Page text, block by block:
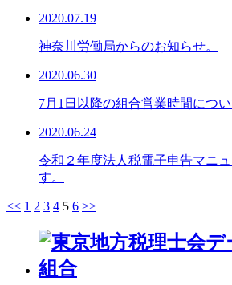
2020.07.19
神奈川労働局からのお知らせ。
2020.06.30
7月1日以降の組合営業時間につ
2020.06.24
令和２年度法人税電子申告マニ
す。
投
<< 1 2 3 4 5 6 >>